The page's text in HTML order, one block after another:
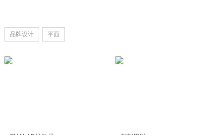
品牌设计 平面